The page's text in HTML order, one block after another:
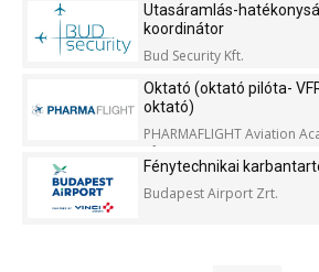
Utasáramlás-
koordinátor
Bud Security Kft.
Oktató (oktató pilóta-
oktató)
PHARMAFLIGHT Aviation
Kft.
Fénytechnikai
Budapest Airport Zrt.